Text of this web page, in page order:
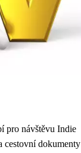
pro návštěvu Indie
cestovní dokumenty